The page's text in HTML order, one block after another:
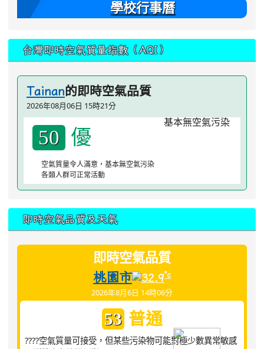
學校行事曆
台灣即時空氣質量指數（AQI）
Tainan的即時空氣品質
2026年08月06日 15時21分
50 優
空氣質量令人滿意，基本無空氣污染
各類人群可正常活動
即時空氣品質及天氣
即時空氣品質
桃園市 32.9°c
2026年8月6日 14時06分
53 普通
????空氣質量可接受，但某些污染物可能對極少數異常敏感